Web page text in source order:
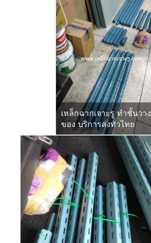
เหล็กฉากเจาะรู ทำชั้นวาง
ของ บริการส่งทั่วไทย